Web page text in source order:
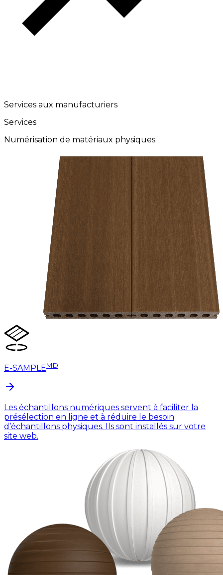
Services aux manufacturiers
Services
Numérisation de matériaux physiques
E-SAMPLEMD
Les échantillons numériques servent à faciliter la
présélection en ligne et à réduire le besoin
d’échantillons physiques. Ils sont installés sur votre
site web.